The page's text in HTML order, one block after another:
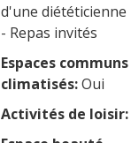
d'une diététicienne
- Repas invités
Espaces communs
climatisés:Oui
Activités de loisir: